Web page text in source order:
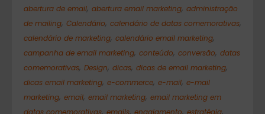
abertura de email, abertura email marketing, administração
de mailing, Calendário, calendário de datas comemorativas,
calendário de marketing, calendário email marketing,
campanha de email marketing, conteúdo, conversão, datas
comemorativas, Design, dicas, dicas de email marketing,
dicas email marketing, e-commerce, e-mail, e-mail
marketing, email, email marketing, email marketing em
datas comemorativas emails engajamento estratégia